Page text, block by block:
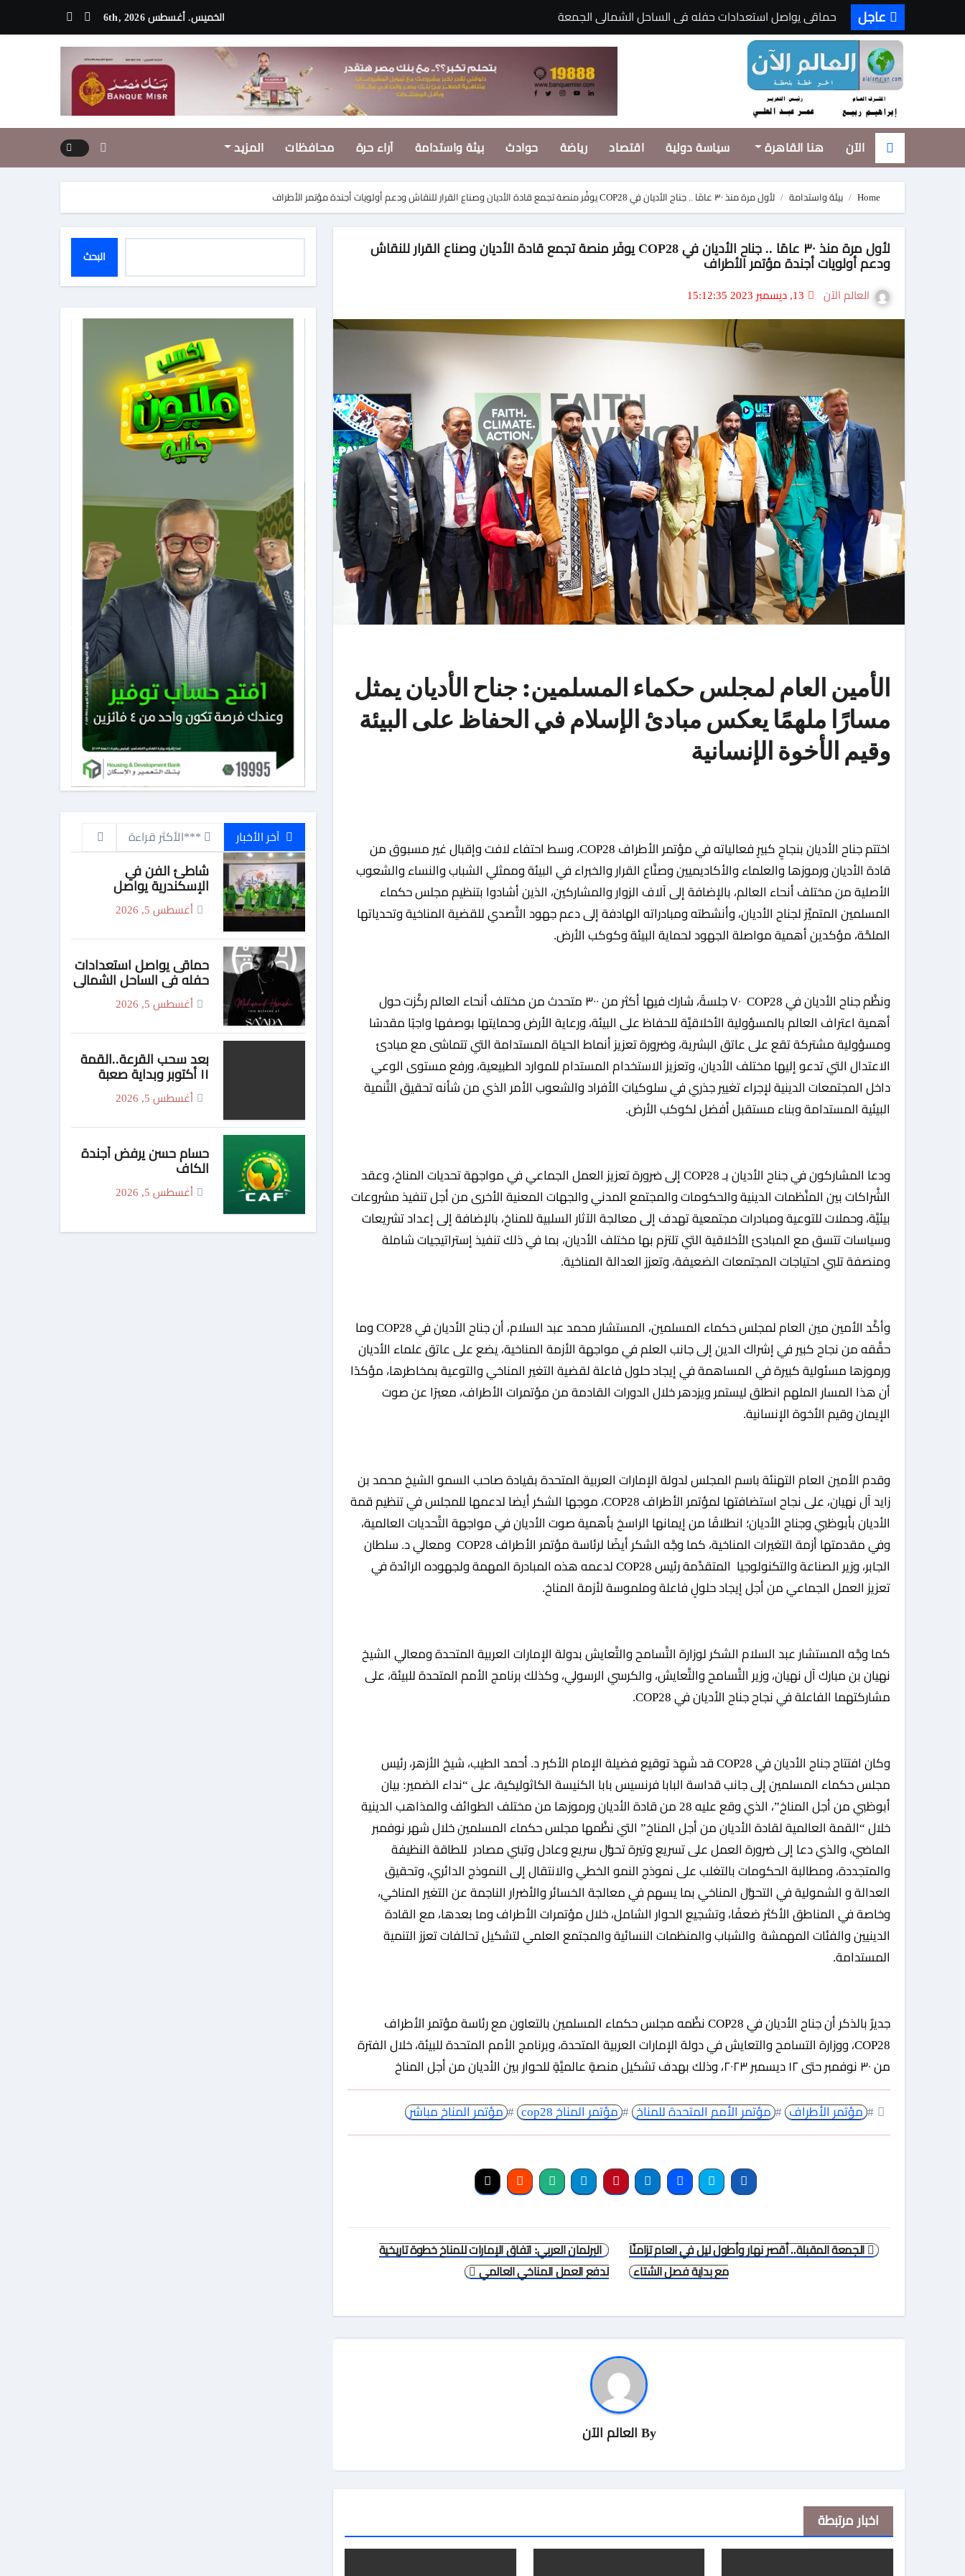
عاجل حماقى يواصل استعدادات حفله فى الساحل الشمالى الجمعة
بعد سحب القرعة..القمة ١١ أكتوبر وبداية صعبة للأهلي والزمالك
حسام حسن يرفض أجندة الكاف
ليبيا وعُمان بالقاهرة.. تأكيد على عمق الأخوة وتعزيز آفاق التعاون العربي
رسميا .. تجديد عقد حسام وابراهيم حسن مع منتخب مصر حتي مونديال 2030
مجلس أكاديمية السادات العلمي يعتمد حزمة قرارات استراتيجية لتعزيز جودة التعليم والبحث العلمي وتوسيع الشراكات الوطنية
الملحن وليد سعد: أزمة تووليت لم تُحسم.. والأغنية ما زالت مقفولة
الخميس. أغسطس 6th, 2026
الآن هنا القاهرة سياسة دولية اقتصاد رياضة حوادث بيئة واستدامة آراء حرة محافظات المزيد
Home بيئة واستدامة لأول مرة منذ ٣٠ عامًا .. جناح الأديان في COP28 يوفِّر منصة تجمع قادة الأديان وصناع القرار للنقاش ودعم أولويات أجندة مؤتمر الأطراف
لأول مرة منذ ٣٠ عامًا .. جناح الأديان في COP28 يوفِّر منصة تجمع قادة الأديان وصناع القرار للنقاش
ودعم أولويات أجندة مؤتمر الأطراف
العالم الآن
الأمين العام لمجلس حكماء المسلمين: جناح الأديان يمثل
مسارًا ملهمًا يعكس مبادئ الإسلام في الحفاظ على البيئة
وقيم الأخوة الإنسانية
اختتم جناح الأديان بنجاحٍ كبيرٍ فعالياته في مؤتمر الأطراف COP28، وسط احتفاء لافت وإقبال غير مسبوق من
قادة الأديان ورموزها والعلماء والأكاديميين وصنَّاع القرار والخبراء في البيئة وممثلي الشباب والنساء والشعوب
الأصلية من مختلف أنحاء العالم، بالإضافة إلى آلاف الزوار والمشاركين، الذين أشادوا بتنظيم مجلس حكماء
المسلمين المتميِّز لجناح الأديان، وأنشطته ومبادراته الهادفة إلى دعم جهود التَّصدي للقضية المناخية وتحدياتها
الملحَّة، مؤكدين أهمية مواصلة الجهود لحماية البيئة وكوكب الأرض.
ونظَّم جناح الأديان في COP28 ٧٠ جلسةً، شارك فيها أكثر من ٣٠٠ متحدث من مختلف أنحاء العالم ركَّزت حول
أهمية اعتراف العالم بالمسؤولية الأخلاقيَّة للحفاظ على البيئة، ورعاية الأرض وحمايتها بوصفها واجبًا مقدسًا
ومسؤولية مشتركة تقع على عاتق البشرية، وضرورة تعزيز أنماط الحياة المستدامة التي تتماشى مع مبادئ
الاعتدال التي تدعو إليها مختلف الأديان، وتعزيز الاستخدام المستدام للموارد الطبيعية، ورفع مستوى الوعي
داخل المجتمعات الدينية لإجراء تغيير جذري في سلوكياتِ الأفراد والشعوب الأمر الذي من شأنه تحقيق التَّنمية
البيئية المستدامة وبناء مستقبل أفضل لكوكب الأرض.
ودعا المشاركون في جناح الأديان بـ COP28 إلى ضرورة تعزيز العمل الجماعي في مواجهة تحديات المناخ، وعقد
الشَّراكات بين المنَّظمات الدينية والحكومات والمجتمع المدني والجهات المعنية الأخرى من أجل تنفيذ مشروعات
بيئيَّة، وحملات للتوعية ومبادرات مجتمعية تهدف إلى معالجة الآثار السلبية للمناخ، بالإضافة إلى إعداد تشريعات
وسياسات تتسق مع المبادئ الأخلاقية التي تلتزم بها مختلف الأديان، بما في ذلك تنفيذ إستراتيجيات شاملة
ومنصفة تلبي احتياجات المجتمعات الضعيفة، وتعزز العدالة المناخية.
وأكَّد الأمين مين العام لمجلس حكماء المسلمين، المستشار محمد عبد السلام، أن جناح الأديان في COP28 وما
حقَّقه من نجاح كبير في إشراك الدين إلى جانب العلم في مواجهة الأزمة المناخية، يضع على عاتق علماء الأديان
ورموزها مسئولية كبيرة في المساهمة في إيجاد حلول فاعلة لقضية التغير المناخي والتوعية بمخاطرها، مؤكدًا
أن هذا المسار الملهم انطلق ليستمر ويزدهر خلال الدورات القادمة من مؤتمرات الأطراف، معبرًا عن صوت
الإيمان وقيم الأخوة الإنسانية.
وقدم الأمين العام التهنئة باسم المجلس لدولة الإمارات العربية المتحدة بقيادة صاحب السمو الشيخ محمد بن
زايد آل نهيان، على نجاح استضافتها لمؤتمر الأطراف COP28، موجها الشكر أيضا لدعمها للمجلس في تنظيم قمة
الأديان بأبوظبي وجناح الأديان؛ انطلاقًا من إيمانها الراسخ بأهمية صوت الأديان في مواجهة التَّحديات العالمية،
وفي مقدمتها أزمة التغيرات المناخية، كما وجَّه الشكر أيضًا لرئاسة مؤتمر الأطراف COP28 ومعالي د. سلطان
الجابر، وزير الصناعة والتكنولوجيا المتقدِّمة رئيس COP28 لدعمه هذه المبادرة المهمة ولجهوده الرائدة في
تعزيز العمل الجماعي من أجل إيجاد حلولٍ فاعلة وملموسة لأزمة المناخ.
كما وجَّه المستشار عبد السلام الشكر لوزارة التَّسامح والتَّعايش بدولة الإمارات العربية المتحدة ومعالي الشيخ
نهيان بن مبارك آل نهيان، وزير التَّسامح والتَّعايش، والكرسي الرسولي، وكذلك برنامج الأمم المتحدة للبيئة، على
مشاركتهما الفاعلة في نجاح جناح الأديان في COP28.
وكان افتتاح جناح الأديان في COP28 قد شَهِدَ توقيع فضيلة الإمام الأكبر د. أحمد الطيب، شيخ الأزهر، رئيس
مجلس حكماء المسلمين إلى جانب قداسة البابا فرنسيس بابا الكنيسة الكاثوليكية، على “نداء الضمير: بيان
أبوظبي من أجل المناخ”، الذي وقع عليه 28 من قادة الأديان ورموزها من مختلف الطوائف والمذاهب الدينية
خلال “القمة العالمية لقادة الأديان من أجل المناخ” التي نظَّمها مجلس حكماء المسلمين خلال شهر نوفمبر
الماضي، والذي دعا إلى ضرورة العمل على تسريع وتيرة تحوُّل سريع وعادل وتبني مصادر للطاقة النظيفة
والمتجددة، ومطالبة الحكومات بالتغلب على نموذج النمو الخطي والانتقال إلى النموذج الدائري، وتحقيق
العدالة و الشمولية في التحوُّل المناخي بما يسهم في معالجة الخسائر والأضرار الناجمة عن التغير المناخي،
وخاصة في المناطق الأكثر ضعفًا، وتشجيع الحوار الشامل، خلال مؤتمرات الأطراف وما بعدها، مع القادة
الدينيين والفئات المهمشة والشباب والمنظمات النسائية والمجتمع العلمي لتشكيل تحالفات تعزز التنمية
المستدامة.
جديرٌ بالذكر أن جناح الأديان في COP28 نظَّمه مجلس حكماء المسلمين بالتعاون مع رئاسة مؤتمر الأطراف
COP28، ووزارة التسامح والتعايش في دولة الإمارات العربية المتحدة، وبرنامج الأمم المتحدة للبيئة، خلال الفترة
من ٣٠ نوفمبر حتى ١٢ ديسمبر ٢٠٢٣، وذلك بهدف تشكيل منصةٍ عالميَّةٍ للحوار بين الأديان من أجل المناخ
# مؤتمر الأطراف # مؤتمر الأمم المتحدة للمناخ # مؤتمر المناخ cop28 # مؤتمر المناخ مباشر
تصفّح
البرلمان العربي: اتفاق الإمارات للمناخ خطوة تاريخية
لدفع العمل المناخي العالمي
الجمعة المقبلة.. أقصر نهار وأطول ليل في العام تزامنًا
مع بداية فصل الشتاء
By العالم الآن
اخبار مرتبطة
البحث
آخر الأخبار ***الأكثر قراءة
شاطئ الفن في
الإسكندرية يواصل
فعالياته بعروض مبهجة
لفرقة الفنون الشعبية
أغسطس 5, 2026
حماقى يواصل استعدادات
حفله فى الساحل الشمالى
الجمعة
أغسطس 5, 2026
بعد سحب القرعة..القمة
١١ أكتوبر وبداية صعبة
للأهلي والزمالك
أغسطس 5, 2026
حسام حسن يرفض أجندة
الكاف
أغسطس 5, 2026